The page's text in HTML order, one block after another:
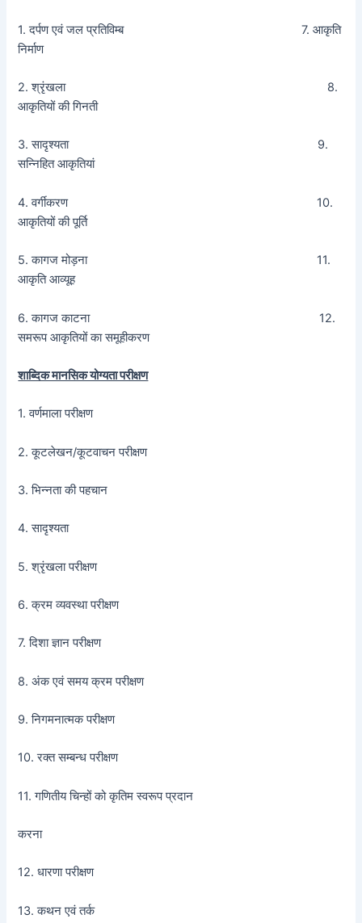
1. दर्पण एवं जल प्रतिविम्ब 7. आकृति
निर्माण
2. श्रृंखला 8.
आकृतियों की गिनती
3. सादृश्यता 9.
सन्निहित आकृतियां
4. वर्गीकरण 10.
आकृतियों की पूर्ति
5. कागज मोड़ना 11.
आकृति आव्यूह
6. कागज काटना 12.
समरूप आकृतियों का समूहीकरण
शाब्दिक मानसिक योग्यता परीक्षण
1. वर्णमाला परीक्षण
2. कूटलेखन/कूटवाचन परीक्षण
3. भिन्नता की पहचान
4. सादृश्यता
5. श्रृंखला परीक्षण
6. क्रम व्यवस्था परीक्षण
7. दिशा ज्ञान परीक्षण
8. अंक एवं समय क्रम परीक्षण
9. निगमनात्मक परीक्षण
10. रक्त सम्बन्ध परीक्षण
11. गणितीय चिन्हों को कृतिम स्वरूप प्रदान
करना
12. धारणा परीक्षण
13. कथन एवं तर्क